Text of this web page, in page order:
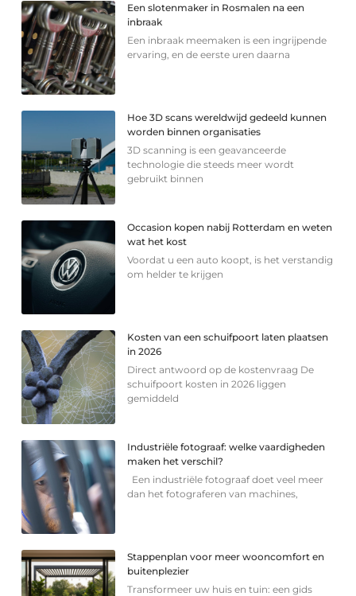
Een slotenmaker in Rosmalen na een
inbraak
Een inbraak meemaken is een ingrijpende
ervaring, en de eerste uren daarna
Hoe 3D scans wereldwijd gedeeld kunnen
worden binnen organisaties
3D scanning is een geavanceerde
technologie die steeds meer wordt
gebruikt binnen
Occasion kopen nabij Rotterdam en weten
wat het kost
Voordat u een auto koopt, is het verstandig
om helder te krijgen
Kosten van een schuifpoort laten plaatsen
in 2026
Direct antwoord op de kostenvraag De
schuifpoort kosten in 2026 liggen
gemiddeld
Industriële fotograaf: welke vaardigheden
maken het verschil?
Een industriële fotograaf doet veel meer
dan het fotograferen van machines,
Stappenplan voor meer wooncomfort en
buitenplezier
Transformeer uw huis en tuin: een gids